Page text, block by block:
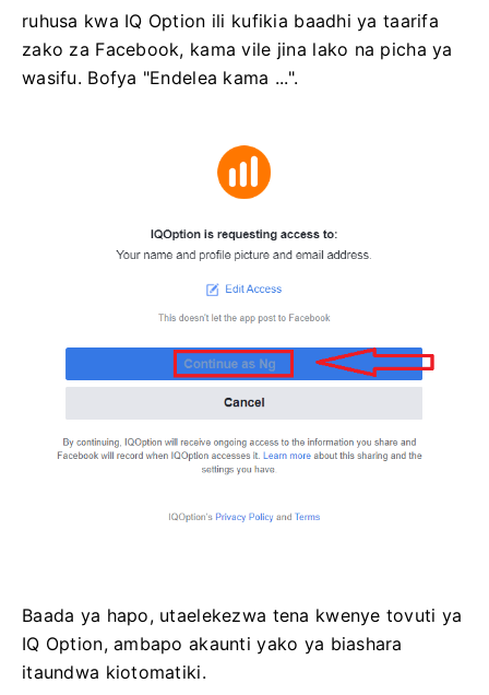
ruhusa kwa IQ Option ili kufikia baadhi ya taarifa
zako za Facebook, kama vile jina lako na picha ya
wasifu. Bofya "Endelea kama ...".
Baada ya hapo, utaelekezwa tena kwenye tovuti ya
IQ Option, ambapo akaunti yako ya biashara
itaundwa kiotomatiki.